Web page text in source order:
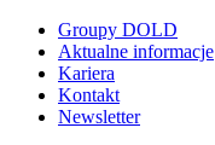
Groupy DOLD
Aktualne informacje
Kariera
Kontakt
Newsletter